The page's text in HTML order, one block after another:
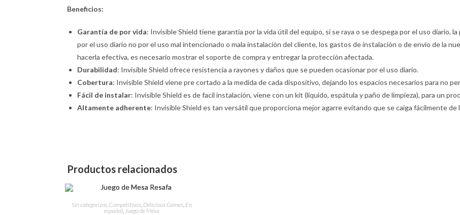
Beneficios:
Garantía de por vida: Invisible Shield tiene garantía por la vida útil del equipo, si se raya o se despega por el uso diario,
por el uso diario no por el uso mal intencionado o mala instalación del cliente, los gastos de instalación o de envío de la
hacerla efectiva, es necesario mostrar el soporte de compra y entregar la protección afectada.
Durabilidad: Invisible Shield ofrece resistencia a rayones y daños que se pueden ocasionar por el uso diario.
Cobertura: Invisible Shield viene pre cortado a la medida de cada dispositivo, dejando los espacios necesarios para no
Fácil de instalar: Invisible Shield es de facil instalación, viene con un kit (liquido, espátula y paño de limpieza), para un
Altamente adherente: Invisible Shield es tan versátil que proporciona mejor agarre evitando que se caiga fácilmente de
Productos relacionados
Sin categorizar, Competitivos, Delicious Games, En
español,Juego de Mesa